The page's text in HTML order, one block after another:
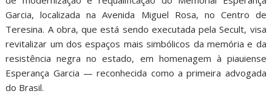
Garcia, localizada na Avenida Miguel Rosa, no Centro de
Teresina. A obra, que está sendo executada pela Secult, visa
revitalizar um dos espaços mais simbólicos da memória e da
resistência negra no estado, em homenagem à piauiense
Esperança Garcia — reconhecida como a primeira advogada
do Brasil.